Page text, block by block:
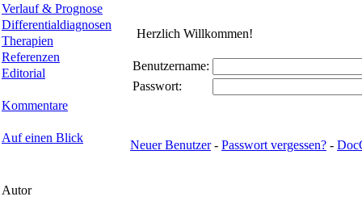
Verlauf & Prognose
Differentialdiagnosen
Therapien
Referenzen
Editorial
Kommentare
Auf einen Blick
Autor
Herzlich Willkommen!
Benutzername:
Passwort:
Neuer Benutzer- Passwort vergessen? -